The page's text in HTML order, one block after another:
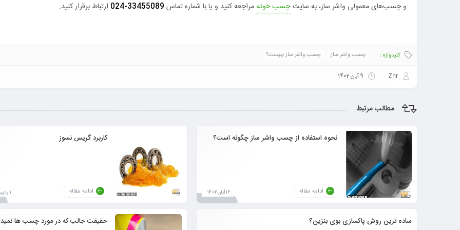
و چسب‌های معمولی واشر ساز، به سایت چسب خونه مراجعه کنید و یا با شماره تماس 33455089-024 ارتباط برقرار کنید.
کلیدواژه : چسب واشر ساز چسب واشر ساز چیست؟
Zhr 9 آبان 1402
مطالب مرتبط
نحوه استفاده از چسب واشر ساز چگونه است؟
ادامه مقاله 16آبان1402
کاربرد گریس نسوز
ادامه مقاله 1اردیبهشت1403
ساده ترین روش پاکسازی بوی بنزین؟ حقیقت جالب که در مورد چسب ها